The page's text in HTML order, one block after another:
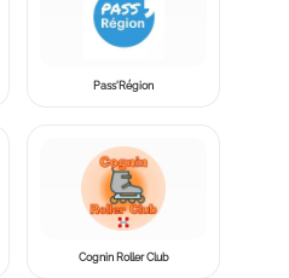
Pass'Région
Cognin Roller Club